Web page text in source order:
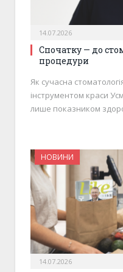
14.07.2026
Спочатку — до
процедури
Як сучасна
інструментом краси
лише показником
НОВИНИ
14.07.2026